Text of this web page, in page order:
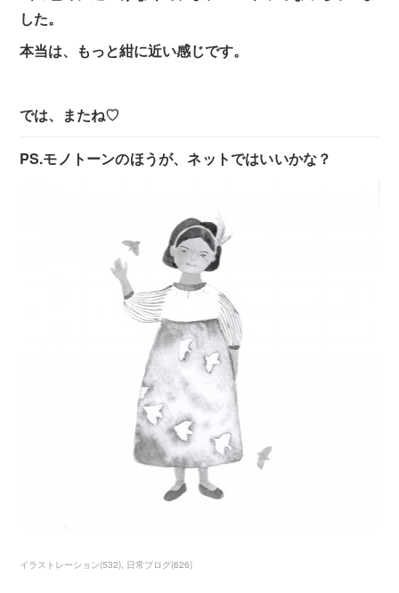
した。
本当は、もっと紺に近い感じです。
では、またね♡
PS.モノトーンのほうが、ネットではいいかな？
イラストレーション(532) 日常ブログ(626)